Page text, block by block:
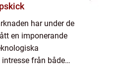
har under de
en imponerande
från både